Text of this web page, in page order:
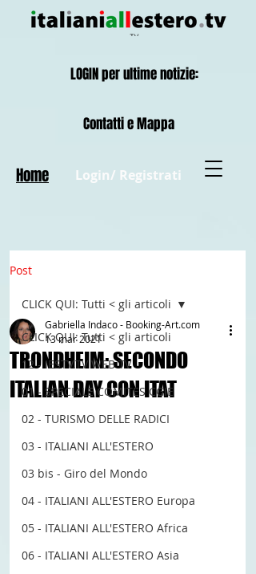
Login/ Registrati
Contatti e Mappa
Home
LOGIN per ultime notizie:
Post
CLICK QUI: Tutti < gli articoli
12 - IESTV.TV WEB TV
01 - SPECIALE COMITES CGIE
02 - TURISMO DELLE RADICI
03 - ITALIANI ALL'ESTERO
03 bis - Giro del Mondo
04 - ITALIANI ALL'ESTERO Europa
05 - ITALIANI ALL'ESTERO Africa
06 - ITALIANI ALL'ESTERO Asia
CLICK QUI: Tutti < gli articoli
TRONDHEIM: SECONDO
ITALIAN DAY CON ITAT
Gabriella Indaco - Booking-Art.com
13 mar 2021